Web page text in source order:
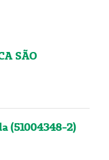
SÃO
(51004348-2)